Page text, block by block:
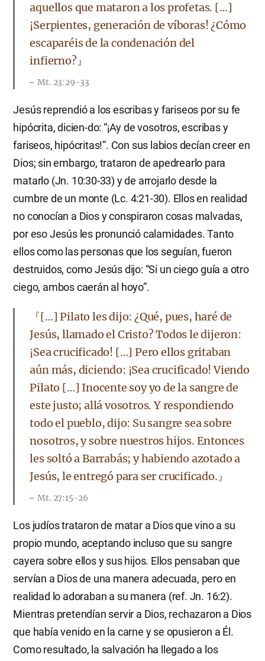
aquellos que mataron a los profetas. […]
¡Serpientes, generación de víboras! ¿Cómo
escaparéis de la condenación del
infierno?』
Mt. 23:29-33
Jesús reprendió a los escribas y fariseos por su fe
hipócrita, dicien-do: “¡Ay de vosotros, escribas y
fariseos, hipócritas!”. Con sus labios decían creer en
Dios; sin embargo, trataron de apedrearlo para
matarlo (Jn. 10:30-33) y de arrojarlo desde la
cumbre de un monte (Lc. 4:21-30). Ellos en realidad
no conocían a Dios y conspiraron cosas malvadas,
por eso Jesús les pronunció calamidades. Tanto
ellos como las personas que los seguían, fueron
destruidos, como Jesús dijo: “Si un ciego guía a otro
ciego, ambos caerán al hoyo”.
『[…] Pilato les dijo: ¿Qué, pues, haré de
Jesús, llamado el Cristo? Todos le dijeron:
¡Sea crucificado! […] Pero ellos gritaban
aún más, diciendo: ¡Sea crucificado! Viendo
Pilato […] Inocente soy yo de la sangre de
este justo; allá vosotros. Y respondiendo
todo el pueblo, dijo: Su sangre sea sobre
nosotros, y sobre nuestros hijos. Entonces
les soltó a Barrabás; y habiendo azotado a
Jesús, le entregó para ser crucificado.』
Mt. 27:15-26
Los judíos trataron de matar a Dios que vino a su
propio mundo, aceptando incluso que su sangre
cayera sobre ellos y sus hijos. Ellos pensaban que
servían a Dios de una manera adecuada, pero en
realidad lo adoraban a su manera (ref. Jn. 16:2).
Mientras pretendían servir a Dios, rechazaron a Dios
que había venido en la carne y se opusieron a Él.
Como resultado, la salvación ha llegado a los